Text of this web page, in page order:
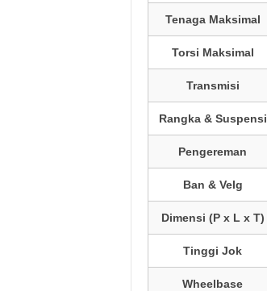
Tenaga Maksimal
Torsi Maksimal
Transmisi
Rangka & Suspensi
Pengereman
Ban & Velg
Dimensi (P x L x T)
Tinggi Jok
Wheelbase